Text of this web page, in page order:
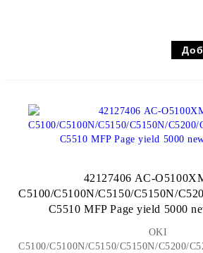
42127406 AC-
C5100/C5100N/C5150/C5150N/
C5510 MFP Page yield 5000
OKI
C5100/C5100N/C5150/C5150N/C5200/